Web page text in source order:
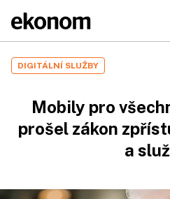
DIGITÁLNÍ SLUŽBY
Mobily pro
prošel zákon
a